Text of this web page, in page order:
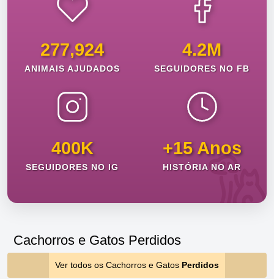
277,924
ANIMAIS AJUDADOS
4.2M
SEGUIDORES NO FB
400K
SEGUIDORES NO IG
+15 Anos
HISTÓRIA NO AR
Cachorros e Gatos Perdidos
Ver todos os Cachorros e Gatos Perdidos